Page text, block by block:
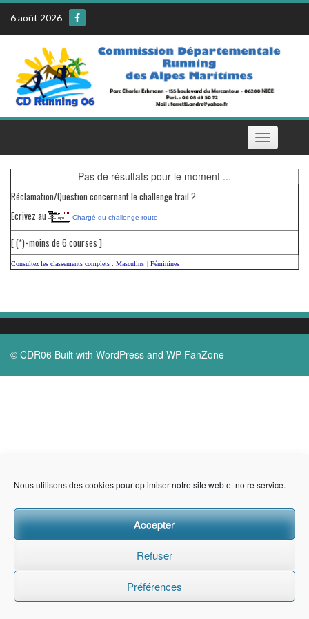
Nous utilisons des cookies pour optimiser notre site web et notre service.
Accepter
Refuser
Préférences
Skip
content
6 août 2026
Toggle
navigation
Pas de résultats pour le moment ...
Réclamation/Question concernant le challenge trail ?
Ecrivez au
Chargé du challenge route
[ (*)=moins de 6 courses ]
Consultez les classements complets : Masculins | Féminines
© CDR06 Built with WordPress and WP FanZone